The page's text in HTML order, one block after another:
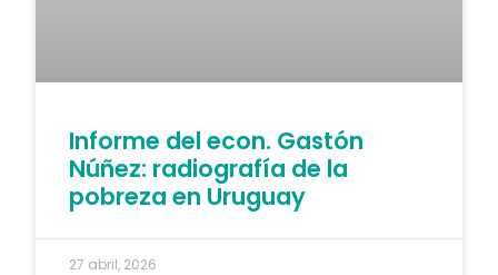
Informe del econ. Gastón
Núñez: radiografía de la
pobreza en Uruguay
27 abril, 2026